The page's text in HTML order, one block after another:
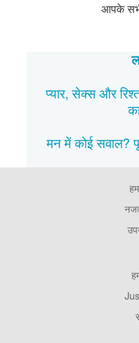
आपके
प्यार, सेक्स और
मन में कोई सवाल?